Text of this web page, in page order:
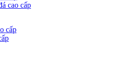
cao cấp